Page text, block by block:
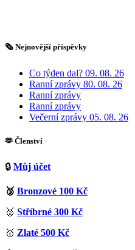
🗞️ Nejnovější příspěvky
Co týden dal? 09. 08. 26
Ranní zprávy 80. 08. 26
Ranní zprávy
Ranní zprávy
Večerní zprávy 05. 08. 26
🫶 Členství
🔒 Můj účet
🥉 Bronzové 100 Kč
🥈 Stříbrné 300 Kč
🥇 Zlaté 500 Kč